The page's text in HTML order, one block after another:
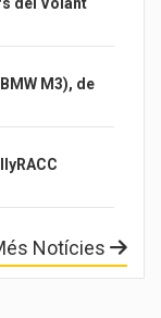
M3), de
Notícies